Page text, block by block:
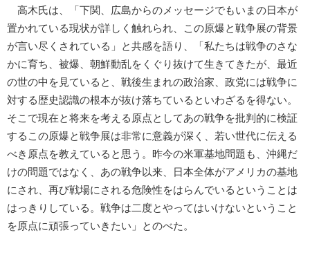
高木氏は、「下関、広島からのメッセージでもいまの日本が
置かれている現状が詳しく触れられ、この原爆と戦争展の背景
が言い尽くされている」と共感を語り、「私たちは戦争のさな
かに育ち、被爆、朝鮮動乱をくぐり抜けて生きてきたが、最近
の世の中を見ていると、戦後生まれの政治家、政党には戦争に
対する歴史認識の根本が抜け落ちているといわざるを得ない。
そこで現在と将来を考える原点としてあの戦争を批判的に検証
するこの原爆と戦争展は非常に意義が深く、若い世代に伝える
べき原点を教えていると思う。昨今の米軍基地問題も、沖縄だ
けの問題ではなく、あの戦争以来、日本全体がアメリカの基地
にされ、再び戦場にされる危険性をはらんでいるということは
はっきりしている。戦争は二度とやってはいけないということ
を原点に頑張っていきたい」とのべた。